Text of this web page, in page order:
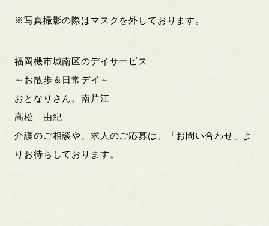
※写真撮影の際はマスクを外しております。
福岡機市城南区のデイサービス
～お散歩＆日常デイ～
おとなりさん。南片江
高松 由紀
介護のご相談や、求人のご応募は、「お問い合わせ」よ
りお待ちしております。